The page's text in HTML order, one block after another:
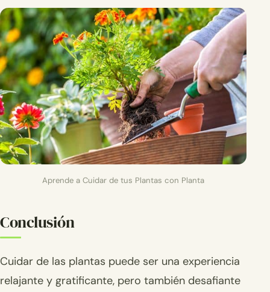
Aprende a Cuidar de tus Plantas con Planta
Conclusión
Cuidar de las plantas puede ser una experiencia
relajante y gratificante, pero también desafiante